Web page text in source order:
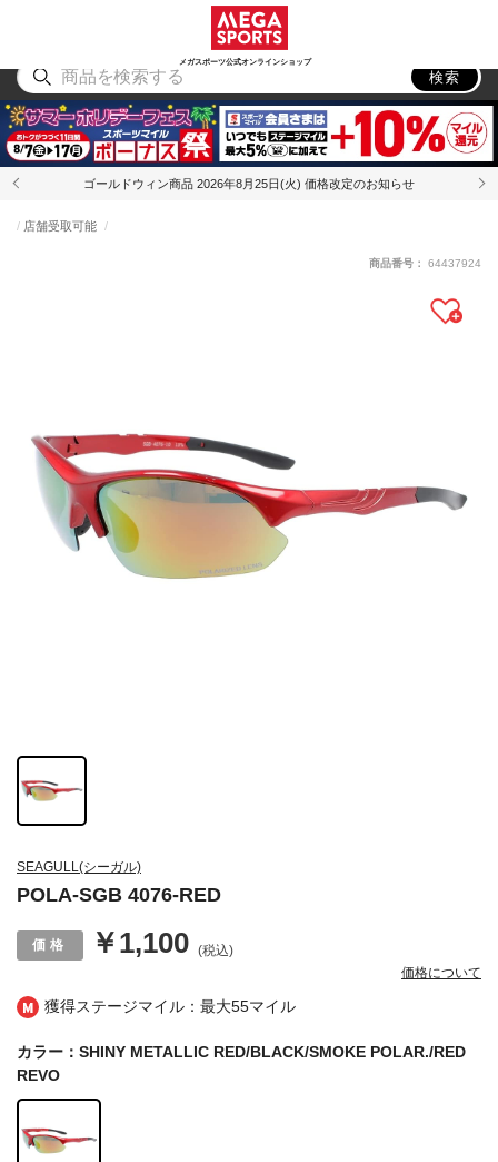
メガスポーツ公式オンラインショップ
アウトドア
検索
ゴールドウィン商品 2026年8月25日(火) 価格改定のお知らせ
獲得ステージマイル：最大55マイル
SEAGULL(シーガル)
POLA-SGB 4076-RED
店舗受取可能
￥1,100 (税込)
価格について
商品番号： 64437924
カラー：SHINY METALLIC RED/BLACK/SMOKE POLAR./RED
REVO